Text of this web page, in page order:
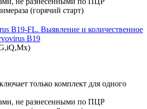
B19-FL. Выявление и количественное
B19